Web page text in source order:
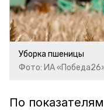
Уборка пшеницы
Фото: ИА
По